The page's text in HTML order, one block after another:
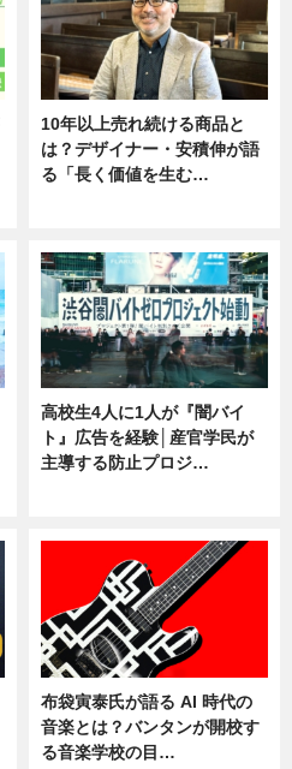
10年以上売れ続ける商品と
は？デザイナー・安積伸が語
る「長く価値を生む…
高校生4人に1人が『闇バイ
ト』広告を経験│産官学民が
主導する防止プロジ…
布袋寅泰氏が語る AI 時代の
音楽とは？バンタンが開校す
る音楽学校の目…